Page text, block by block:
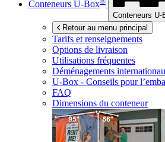
Conteneurs U-Box
Conteneurs U-
Retour au menu principal
Tarifs et renseignements
Options de livraison
Utilisations fréquentes
Déménagements
U-Box - Conseils pour
FAQ
Dimensions du conteneur